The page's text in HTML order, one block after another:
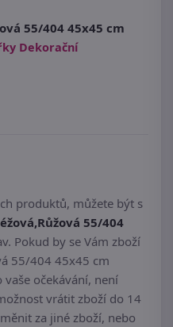
55/404 45x45 cm
Dekorační
produktů, můžete být s
55/404
Pokud by se Vám zboží
55/404 45x45 cm
očekávání, není
vrátit zboží do 14
za jiné zboží, nebo